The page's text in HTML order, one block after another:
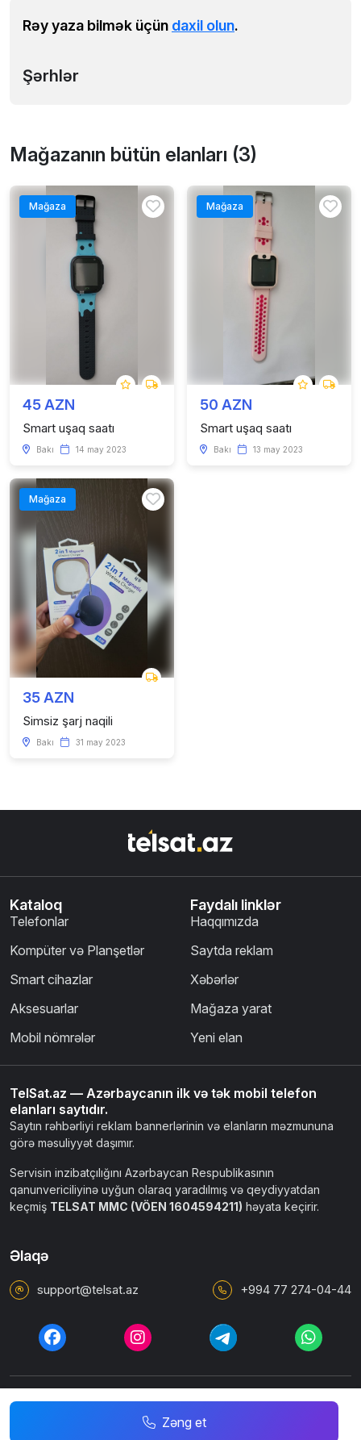
Rəy yaza bilmək üçün daxil olun.
Şərhlər
Mağazanın bütün elanları (3)
Mağaza
45 AZN
Smart uşaq saatı
Bakı 14 may 2023
Mağaza
50 AZN
Smart uşaq saatı
Bakı 13 may 2023
Mağaza
35 AZN
Simsiz şarj naqili
Bakı 31 may 2023
Zəng et
Kataloq
Telefonlar
Kompüter və Planşetlər
Smart cihazlar
Aksesuarlar
Mobil nömrələr
Faydalı linklər
Haqqımızda
Saytda reklam
Xəbərlər
Mağaza yarat
Yeni elan
TelSat.az — Azərbaycanın ilk və tək mobil telefon
elanları saytıdır.
Saytın rəhbərliyi reklam bannerlərinin və elanların məzmununa
görə məsuliyyət daşımır.
Servisin inzibatçılığını Azərbaycan Respublikasının
qanunvericiliyinə uyğun olaraq yaradılmış və qeydiyyatdan
keçmiş TELSAT MMC (VÖEN 1604594211) həyata keçirir.
Əlaqə
support@telsat.az +994 77 274-04-44
© 2010 - 2026 TELSAT.AZ. Bütün hüquqlar qorunur.